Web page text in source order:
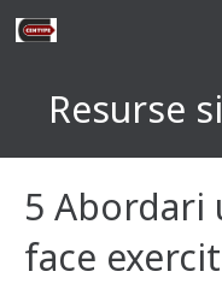
Resurse
5 Abordari
face